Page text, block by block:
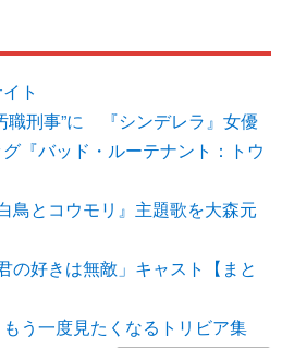
ト
職刑事”に 『シンデレラ』女優
『バッド・ルーテナント：トウ
鳥とコウモリ』主題歌を大森元
の好きは無敵」キャスト【まと
もう一度見たくなるトリビア集